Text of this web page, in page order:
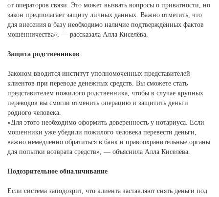
от операторов связи. Это может вызвать вопросы о приватности, но
закон предполагает защиту личных данных. Важно отметить, что
для внесения в базу необходимо наличие подтверждённых фактов
мошенничества», — рассказала Алла Киселёва.
Защита родственников
Законом вводится институт уполномоченных представителей
клиентов при переводе денежных средств. Вы сможете стать
представителем пожилого родственника, чтобы в случае крупных
переводов вы смогли отменить операцию и защитить деньги
родного человека.
«Для этого необходимо оформить доверенность у нотариуса. Если
мошенники уже убедили пожилого человека перевести деньги,
важно немедленно обратиться в банк и правоохранительные органы
для попытки возврата средств», — объяснила Алла Киселёва.
Подозрительное обналичивание
Если система заподозрит, что клиента заставляют снять деньги под